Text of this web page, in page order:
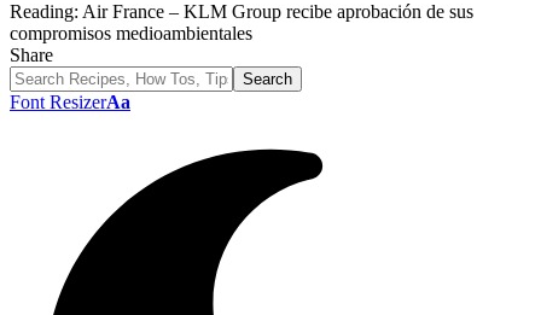
Reading: Air France – KLM Group recibe aprobación de sus
compromisos medioambientales
Share
Font ResizerAa